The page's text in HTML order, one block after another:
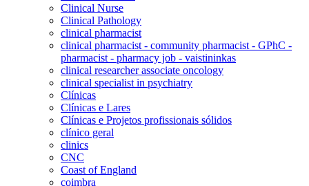
Clinical Nurse
Clinical Pathology
clinical pharmacist
clinical pharmacist - community pharmacist - GPhC -
pharmacist - pharmacy job - vaistininkas
clinical researcher associate oncology
clinical specialist in psychiatry
Clínicas
Clínicas e Lares
Clínicas e Projetos profissionais sólidos
clínico geral
clinics
CNC
Coast of England
coimbra